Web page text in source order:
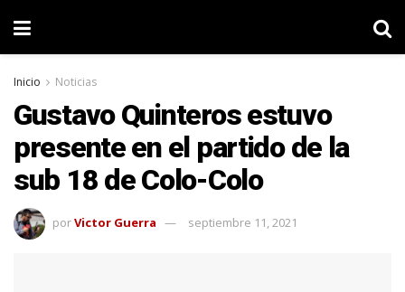
Inicio Noticias
Gustavo Quinteros estuvo
presente en el partido de la
sub 18 de Colo-Colo
porVictor Guerra septiembre 11, 2021